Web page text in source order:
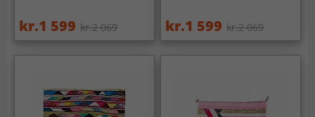
kr.1 599 kr.2 069 kr.1 599 kr.2 069